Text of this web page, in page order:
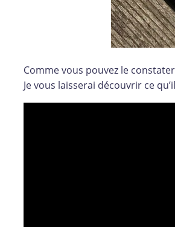
Comme vous pouvez le constater
Je vous laisserai découvrir ce